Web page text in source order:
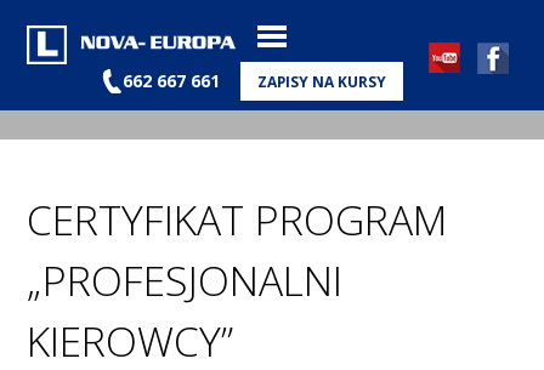
662 667 661 ZAPISY NA KURSY
CERTYFIKAT PROGRAM
„PROFESJONALNI
KIEROWCY”